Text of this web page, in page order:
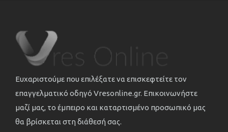
Ευχαριστούμε που επιλέξατε να επισκεφτείτε τον
επαγγελματικό οδηγό Vresonline.gr. Επικοινωνήστε
μαζί μας, το έμπειρο και καταρτισμένο προσωπικό μας
θα βρίσκεται στη διάθεσή σας.